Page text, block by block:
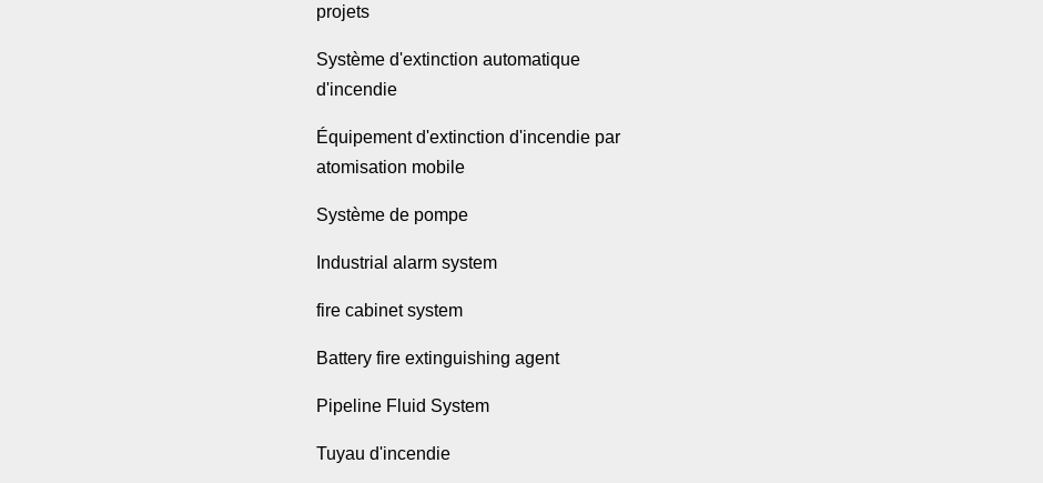
projets
Système d'extinction automatique
d'incendie
Équipement d'extinction d'incendie par
atomisation mobile
Système de pompe
Industrial alarm system
fire cabinet system
Battery fire extinguishing agent
Pipeline Fluid System
Tuyau d'incendie